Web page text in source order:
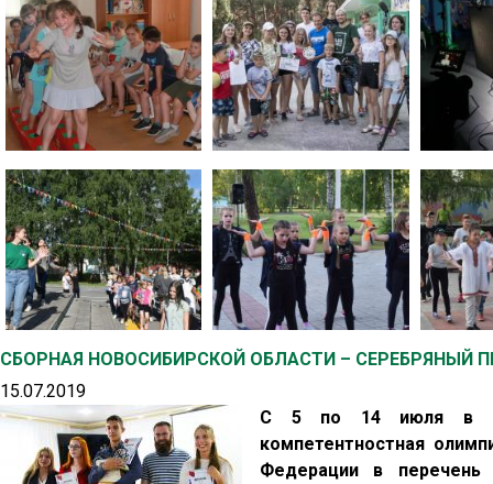
СБОРНАЯ НОВОСИБИРСКОЙ ОБЛАСТИ – СЕРЕБРЯНЫЙ
15.07.2019
С 5 по 14 июля в
компетентностная
Федерации в перечень